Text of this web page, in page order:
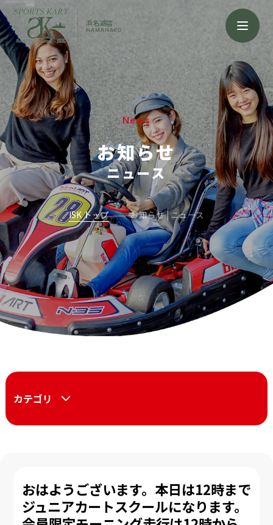
浜名湖店
HAMANAKO
News
お知らせ
ニュース
ISK トップ お知らせ | ニュース
カテゴリ
おはようございます。本日は12時まで
ジュニアカートスクールになります。